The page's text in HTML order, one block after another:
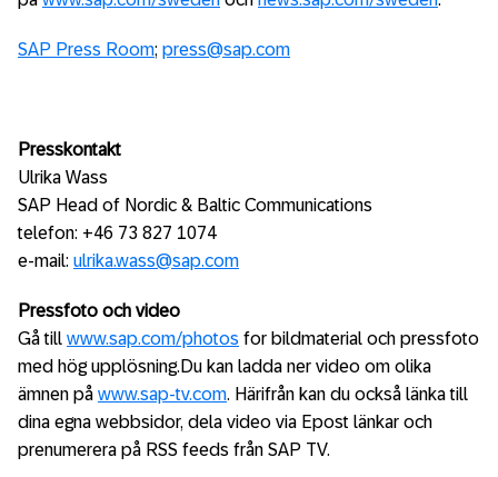
SAP Press Room; press@sap.com
Presskontakt
Ulrika Wass
SAP Head of Nordic & Baltic Communications
telefon: +46 73 827 1074
e-mail: ulrika.wass@sap.com
Pressfoto och video
Gå till www.sap.com/photos for bildmaterial och pressfoto
med hög upplösning.Du kan ladda ner video om olika
ämnen på www.sap-tv.com. Härifrån kan du också länka till
dina egna webbsidor, dela video via Epost länkar och
prenumerera på RSS feeds från SAP TV.